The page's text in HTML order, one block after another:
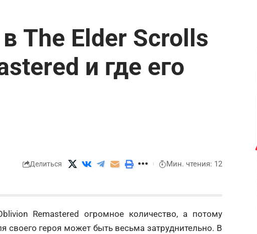
The Elder Scrolls
и где его
Делиться Мин. чтения: 12
Remastered огромное количество, а потому
своего героя может быть весьма затруднительно. В